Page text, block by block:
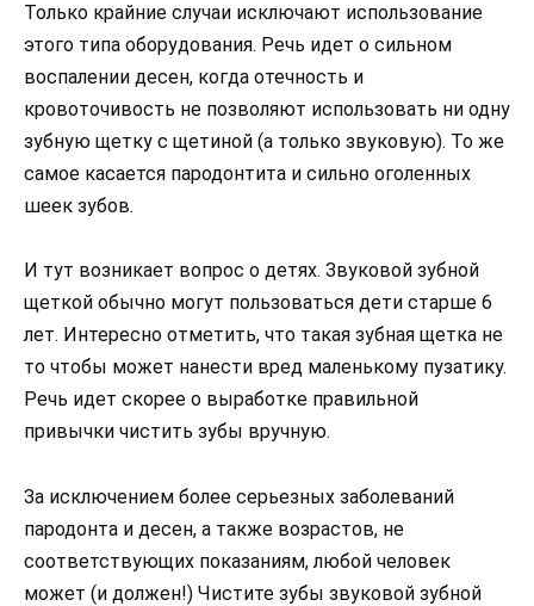
Только крайние случаи исключают использование
этого типа оборудования. Речь идет о сильном
воспалении десен, когда отечность и
кровоточивость не позволяют использовать ни одну
зубную щетку с щетиной (а только звуковую). То же
самое касается пародонтита и сильно оголенных
шеек зубов.
И тут возникает вопрос о детях. Звуковой зубной
щеткой обычно могут пользоваться дети старше 6
лет. Интересно отметить, что такая зубная щетка не
то чтобы может нанести вред маленькому пузатику.
Речь идет скорее о выработке правильной
привычки чистить зубы вручную.
За исключением более серьезных заболеваний
пародонта и десен, а также возрастов, не
соответствующих показаниям, любой человек
может (и должен!) Чистите зубы звуковой зубной